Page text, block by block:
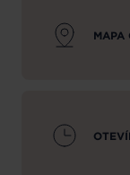
MAPA